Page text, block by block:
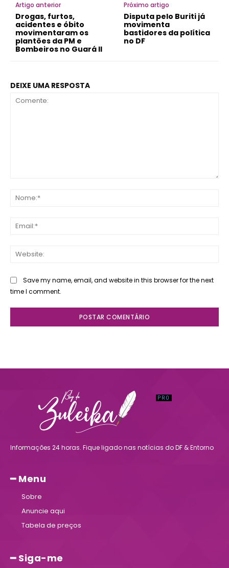
Artigo anterior
Drogas, furtos,
acidentes e óbito
movimentaram os
plantões da PM e
Bombeiros no Guará II
Próximo artigo
Disputa pelo Buriti já
movimenta
bastidores da política
no DF
DEIXE UMA RESPOSTA
Save my name, email, and website in this browser for the next
time I comment.
Informações 24 horas. Fique ligado nas notícias do DF & Entorno
━ Menu
Sobre
Anuncie aqui
Tabela de preços
━ Siga-me